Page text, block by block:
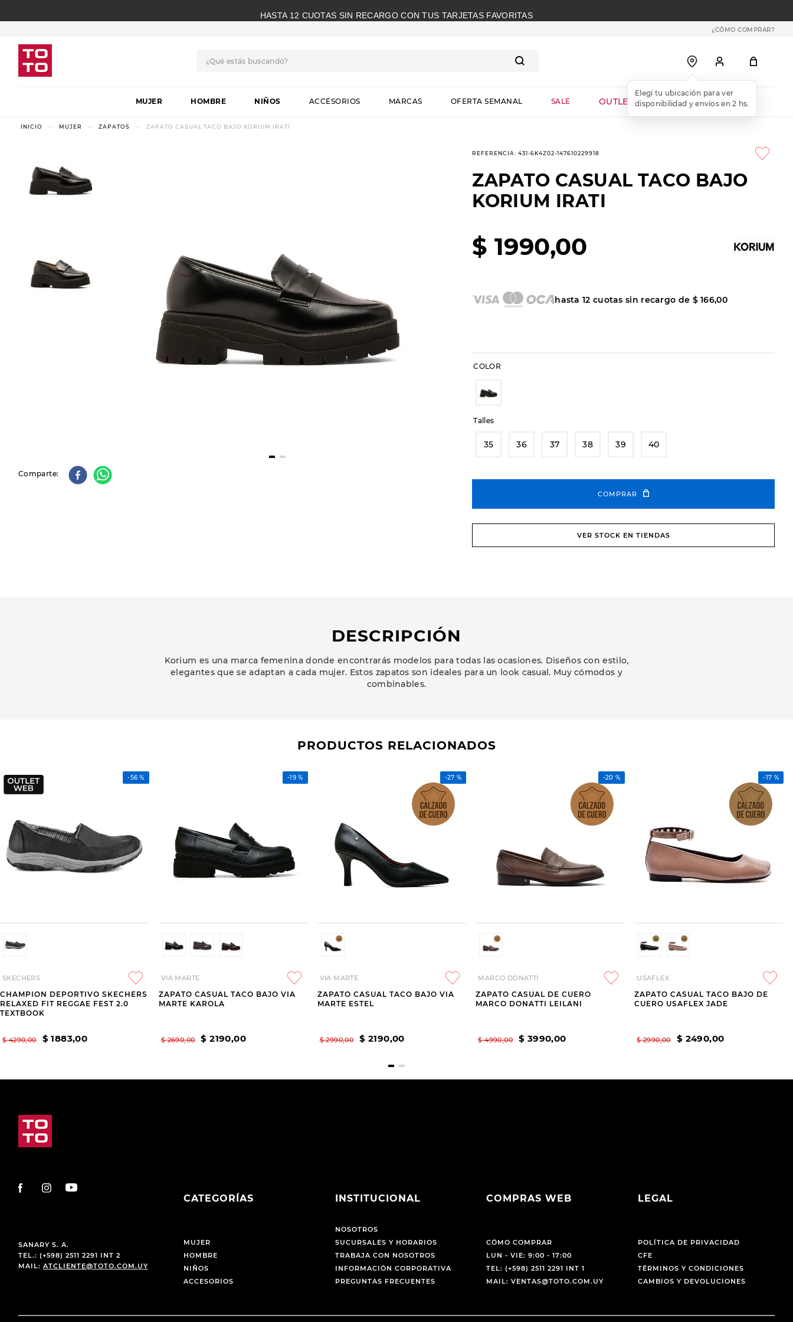
HASTA 12 CUOTAS SIN RECARGO CON TUS TARJETAS FAVORITAS
¿CÓMO COMPRAR?
MUJER HOMBRE NIÑOS ACCESORIOS MARCAS OFERTA SEMANAL SALE OUTLET WEB
MUJER ZAPATOS ZAPATO CASUAL TACO BAJO KORIUM IRATI
Comparte
REFERENCIA:431-6K4Z02-147610229918
ZAPATO CASUAL TACO BAJO
KORIUM IRATI
$ 1990,00
hasta12 cuotas sin recargo de $ 166,00
COLOR
Talles
35 36 37 38 39 40
COMPRAR
VER STOCK EN TIENDAS
DESCRIPCIÓN
Korium es una marca femenina donde encontrarás modelos para todas las ocasiones. Diseños con estilo,
elegantes que se adaptan a cada mujer. Estos zapatos son ideales para un look casual. Muy cómodos y
combinables.
PRODUCTOS RELACIONADOS
-56 %
SKECHERS
CHAMPION DEPORTIVO SKECHERS
RELAXED FIT REGGAE FEST 2.0
TEXTBOOK
$ 4290,00 $ 1883,00
-19 %
VIA MARTE
ZAPATO CASUAL TACO BAJO VIA
MARTE KAROLA
$ 2690,00 $ 2190,00
-27 %
VIA MARTE
ZAPATO CASUAL TACO BAJO VIA
MARTE ESTEL
$ 2990,00 $ 2190,00
-20 %
MARCO DONATTI
ZAPATO CASUAL DE CUERO
MARCO DONATTI LEILANI
$ 4990,00 $ 3990,00
-17 %
USAFLEX
ZAPATO CASUAL TACO BAJO DE
CUERO USAFLEX JADE
$ 2990,00 $ 2490,00
SANARY S. A.
TEL.: (+598) 2511 2291 INT 2
MAIL: ATCLIENTE@TOTO.COM.UY
CATEGORÍAS
MUJER
HOMBRE
NIÑOS
ACCESORIOS
INSTITUCIONAL
NOSOTROS
SUCURSALES Y HORARIOS
TRABAJA CON NOSOTROS
INFORMACIÓN CORPORATIVA
PREGUNTAS FRECUENTES
COMPRAS WEB
CÓMO COMPRAR
LUN - VIE: 9:00 - 17:00
TEL: (+598) 2511 2291 INT 1
MAIL: VENTAS@TOTO.COM.UY
LEGAL
POLÍTICA DE PRIVACIDAD
CFE
TÉRMINOS Y CONDICIONES
CAMBIOS Y DEVOLUCIONES
1.
botas
2.
skechers
slip-ins